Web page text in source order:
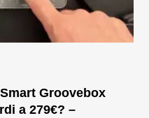
Groovebox
a 279€? –